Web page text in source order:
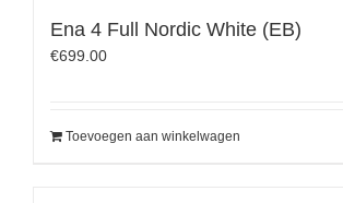
Ena 4 Full Nordic White (EB)
€699.00
Toevoegen aan winkelwagen